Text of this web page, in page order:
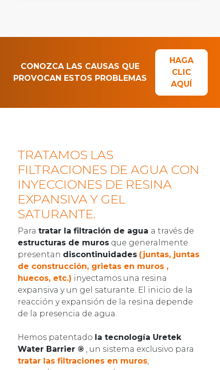
CONOZCA LAS CAUSAS QUE
PROVOCAN ESTOS PROBLEMAS
HAGA
CLIC
AQUÍ
TRATAMOS LAS
FILTRACIONES DE AGUA CON
INYECCIONES DE RESINA
EXPANSIVA Y GEL
SATURANTE.
Para tratar la filtración de agua a través de
estructuras de muros que generalmente
presentan discontinuidades (juntas, juntas
de construcción, grietas en muros ,
huecos, etc.) inyectamos una resina
expansiva y un gel saturante. El inicio de la
reacción y expansión de la resina depende
de la presencia de agua.
Hemos patentado la tecnología Uretek
Water Barrier ® , un sistema exclusivo para
tratar las filtraciones en muros